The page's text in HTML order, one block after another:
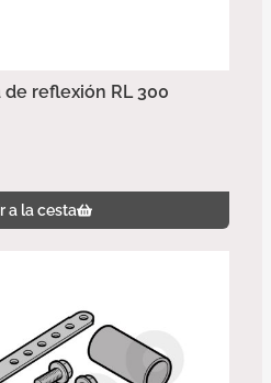
reflexión RL 300
a la cesta